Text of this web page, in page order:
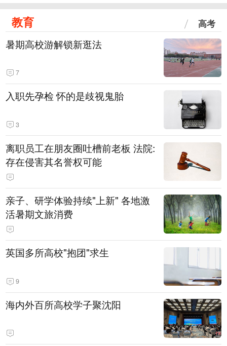
教育 高考
暑期高校游解锁新逛法
7
入职先孕检 怀的是歧视鬼胎
3
离职员工在朋友圈吐槽前老板 法院:
存在侵害其名誉权可能
亲子、研学体验持续"上新" 各地激
活暑期文旅消费
英国多所高校"抱团"求生
9
海内外百所高校学子聚沈阳